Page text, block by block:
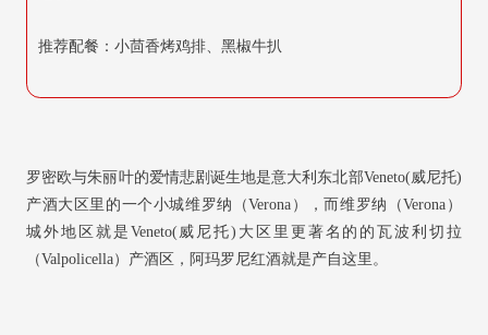
推荐配餐：小茴香烤鸡排、黑椒牛扒
罗密欧与朱丽叶的爱情悲剧诞生地是意大利东北部Veneto(威尼托)
产酒大区里的一个小城维罗纳（Verona），而维罗纳（Verona）
城外地区就是Veneto(威尼托)大区里更著名的的瓦波利切拉
（Valpolicella）产酒区，阿玛罗尼红酒就是产自这里。